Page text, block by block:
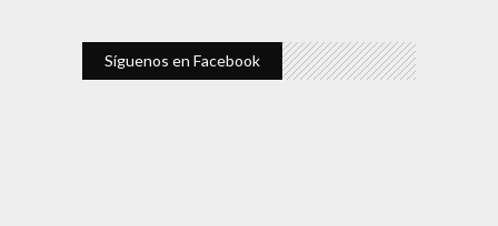
Síguenos en Facebook